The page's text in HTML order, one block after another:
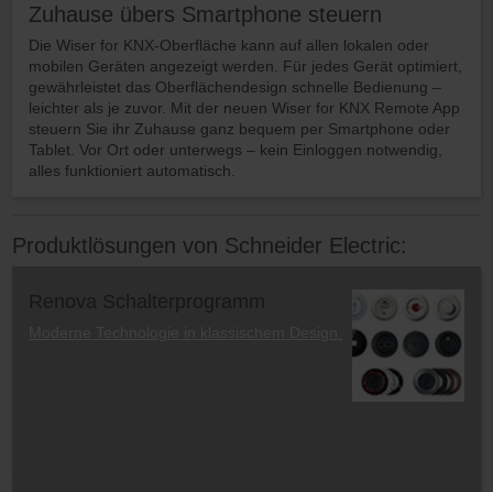
Zuhause übers Smartphone steuern
Die Wiser for KNX-Oberfläche kann auf allen lokalen oder
mobilen Geräten angezeigt werden. Für jedes Gerät optimiert,
gewährleistet das Oberflächendesign schnelle Bedienung –
leichter als je zuvor. Mit der neuen Wiser for KNX Remote App
steuern Sie ihr Zuhause ganz bequem per Smartphone oder
Tablet. Vor Ort oder unterwegs – kein Einloggen notwendig,
alles funktioniert automatisch.
Produktlösungen von Schneider Electric: